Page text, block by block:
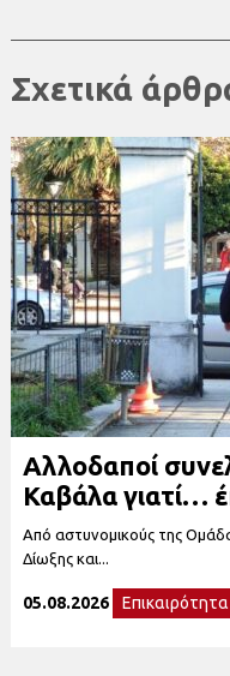
Σχετικά
Αλλοδαποί
Καβάλα γιατί…
Από αστυνομικούς της
Δίωξης και...
05.08.2026 Επικαιρότητα